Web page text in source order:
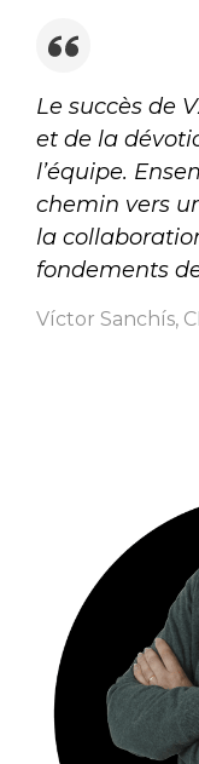
Le succès de
et de la
l’équipe.
chemin vers
la
fondements
Víctor Sanchís,